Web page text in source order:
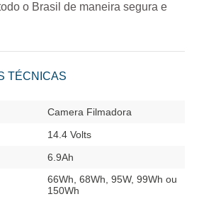
o Brasil de maneira segura e
TÉCNICAS
Camera Filmadora
14.4 Volts
6.9Ah
66Wh, 68Wh, 95W, 99Wh ou
150Wh